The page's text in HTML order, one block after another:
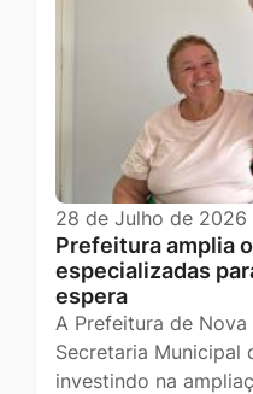
28 de Julho de 2026
Prefeitura amplia
especializadas
espera
A Prefeitura de
Secretaria Municipal
investindo na